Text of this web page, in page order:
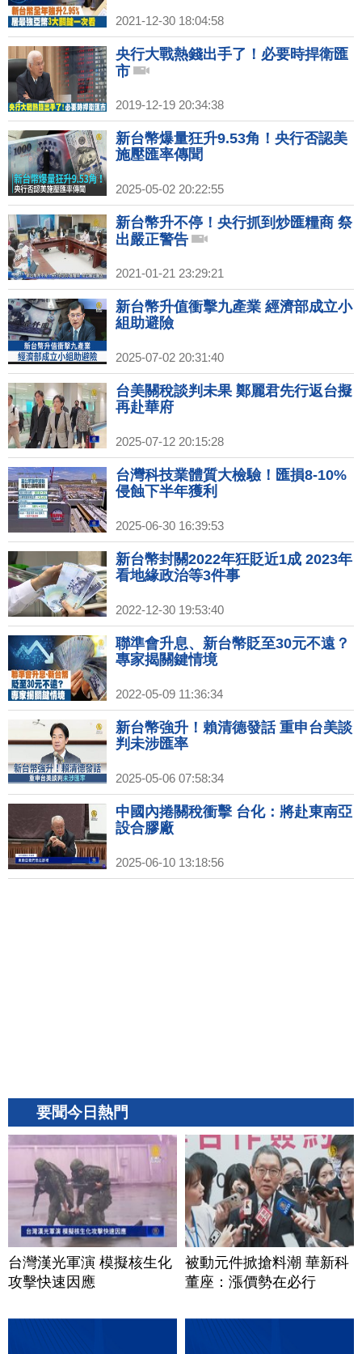
2021-12-30 18:04:58
央行大戰熱錢出手了！必要時捍衛匯
市
2019-12-19 20:34:38
新台幣爆量狂升9.53角！央行否認美
施壓匯率傳聞
2025-05-02 20:22:55
新台幣升不停！央行抓到炒匯糧商 祭
出嚴正警告
2021-01-21 23:29:21
新台幣升值衝擊九產業 經濟部成立小
組助避險
2025-07-02 20:31:40
台美關稅談判未果 鄭麗君先行返台擬
再赴華府
2025-07-12 20:15:28
台灣科技業體質大檢驗！匯損8-10%
侵蝕下半年獲利
2025-06-30 16:39:53
新台幣封關2022年狂貶近1成 2023年
看地緣政治等3件事
2022-12-30 19:53:40
聯準會升息、新台幣貶至30元不遠？
專家揭關鍵情境
2022-05-09 11:36:34
新台幣強升！賴清德發話 重申台美談
判未涉匯率
2025-05-06 07:58:34
中國內捲關稅衝擊 台化：將赴東南亞
設合膠廠
2025-06-10 13:18:56
要聞今日熱門
台灣漢光軍演 模擬核生化
攻擊快速因應
被動元件掀搶料潮 華新科
董座：漲價勢在必行